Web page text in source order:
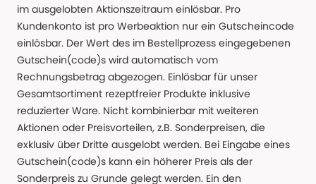
im ausgelobten Aktionszeitraum einlösbar. Pro
Kundenkonto ist pro Werbeaktion nur ein Gutscheincode
einlösbar. Der Wert des im Bestellprozess eingegebenen
Gutschein(code)s wird automatisch vom
Rechnungsbetrag abgezogen. Einlösbar für unser
Gesamtsortiment rezeptfreier Produkte inklusive
reduzierter Ware. Nicht kombinierbar mit weiteren
Aktionen oder Preisvorteilen, z.B. Sonderpreisen, die
exklusiv über Dritte ausgelobt werden. Bei Eingabe eines
Gutschein(code)s kann ein höherer Preis als der
Sonderpreis zu Grunde gelegt werden. Ein den